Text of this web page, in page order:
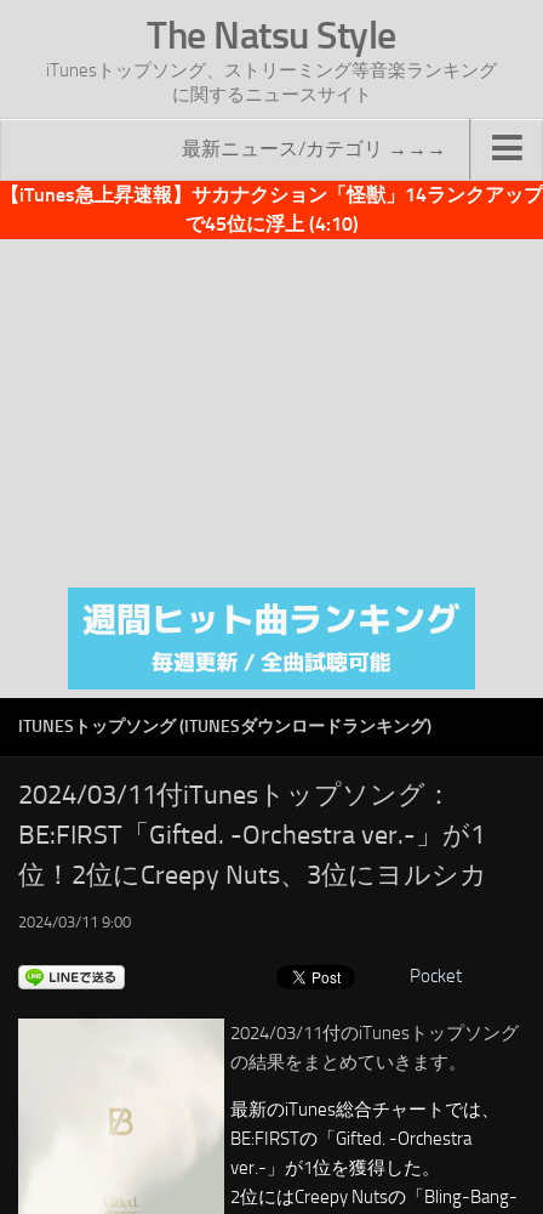
The Natsu Style
iTunesトップソング、ストリーミング等音楽ランキング
に関するニュースサイト
最新ニュース/カテゴリ →→→
TOP
注目カテゴリ
オリジナルiTunes週間トップソング
RSS
LINKS
【iTunes急上昇速報】サカナクション「怪獣」14ランクアップ
で45位に浮上 (4:10)
ITUNESトップソング (ITUNESダウンロードランキング)
2024/03/11付iTunesトップソング：
BE:FIRST「Gifted. -Orchestra ver.-」が1
位！2位にCreepy Nuts、3位にヨルシカ
2024/03/11 9:00
Pocket
2024/03/11付のiTunesトップソング
の結果をまとめていきます。
最新のiTunes総合チャートでは、
BE:FIRSTの「Gifted. -Orchestra
ver.-」が1位を獲得した。
2位にはCreepy Nutsの「Bling-Bang-